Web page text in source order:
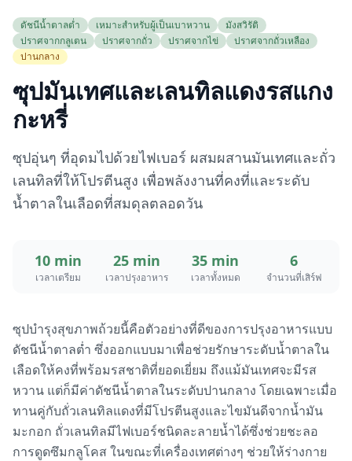
ดัชนีน้ำตาลต่ำ เหมาะสำหรับผู้เป็นเบาหวาน
มังสวิรัติ
ปราศจากกลูเตน
ปราศจากถั่ว ปราศจากไข่
ปราศจากถั่วเหลือง
ปานกลาง
ซุปมันเทศและเลนทิลแดงรสแกง
กะหรี่
ซุปอุ่นๆ ที่อุดมไปด้วยไฟเบอร์ ผสมผสานมันเทศและถั่ว
เลนทิลที่ให้โปรตีนสูง เพื่อพลังงานที่คงที่และระดับ
น้ำตาลในเลือดที่สมดุลตลอดวัน
10 min
เวลาเตรียม
25 min
เวลาปรุงอาหาร
35 min
เวลาทั้งหมด
6
จำนวนที่เสิร์ฟ
ซุปบำรุงสุขภาพถ้วยนี้คือตัวอย่างที่ดีของการปรุงอาหารแบบ
ดัชนีน้ำตาลต่ำ ซึ่งออกแบบมาเพื่อช่วยรักษาระดับน้ำตาลใน
เลือดให้คงที่พร้อมรสชาติที่ยอดเยี่ยม ถึงแม้มันเทศจะมีรส
หวาน แต่ก็มีค่าดัชนีน้ำตาลในระดับปานกลาง โดยเฉพาะเมื่อ
ทานคู่กับถั่วเลนทิลแดงที่มีโปรตีนสูงและไขมันดีจากน้ำมัน
มะกอก ถั่วเลนทิลมีไฟเบอร์ชนิดละลายน้ำได้ซึ่งช่วยชะลอ
การดูดซึมกลูโคส ในขณะที่เครื่องเทศต่างๆ ช่วยให้ร่างกาย